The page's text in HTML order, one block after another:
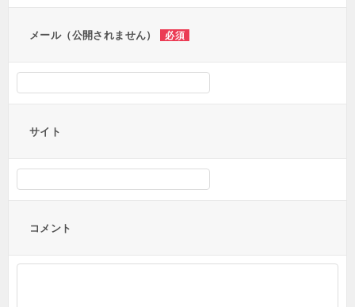
メール（公開されません） 必須
サイト
コメント